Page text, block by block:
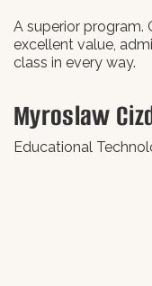
A superior program.
excellent value,
class in every way.
Myroslaw
Educational